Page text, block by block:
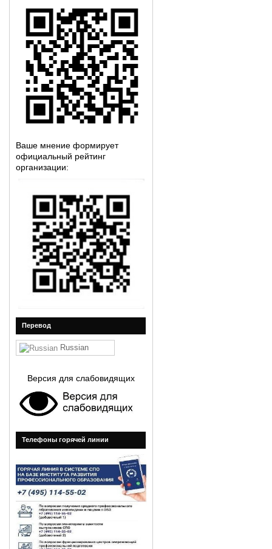
Ваше мнение формирует
официальный рейтинг
организации:
Перевод
Russian
Версия для слабовидящих
Телефоны горячей линии